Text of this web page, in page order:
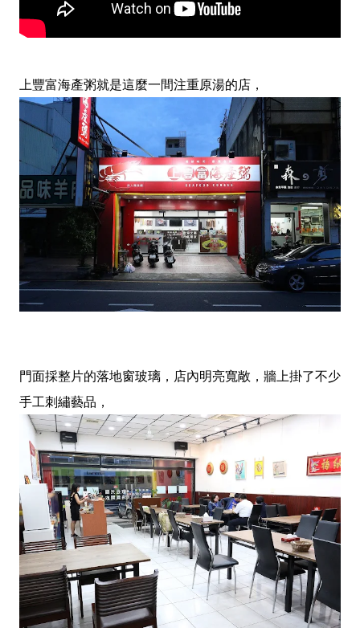
上豐富海產粥就是這麼一間注重原湯的店，
門面採整片的落地窗玻璃，店內明亮寬敞，牆上掛了不少
手工刺繡藝品，